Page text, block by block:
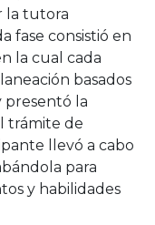
la tutora
fase consistió en
la cual cada
basados
presentó la
trámite de
llevó a cabo
para
y habilidades